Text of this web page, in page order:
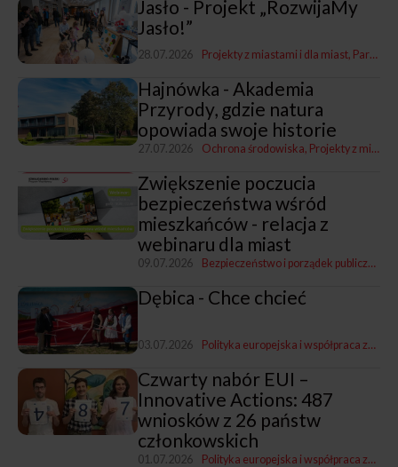
Jasło - Projekt „RozwijaMy
Jasło!”
28.07.2026 Projekty z miastami i dla miast Partycypacja społeczna
Hajnówka - Akademia
Przyrody, gdzie natura
opowiada swoje historie
27.07.2026 Ochrona środowiska Projekty z miastami i dla miast
Zwiększenie poczucia
bezpieczeństwa wśród
mieszkańców - relacja z
webinaru dla miast
09.07.2026 Bezpieczeństwo i porządek publiczny
Dębica - Chce chcieć
03.07.2026 Polityka europejska i współpraca zagraniczna
Czwarty nabór EUI –
Innovative Actions: 487
wniosków z 26 państw
członkowskich
01.07.2026 Polityka europejska i współpraca zagraniczna